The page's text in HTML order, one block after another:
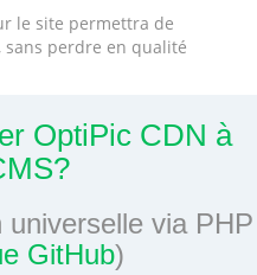
le site permettra de
sans perdre en qualité
OptiPic CDN à
via PHP
GitHub)